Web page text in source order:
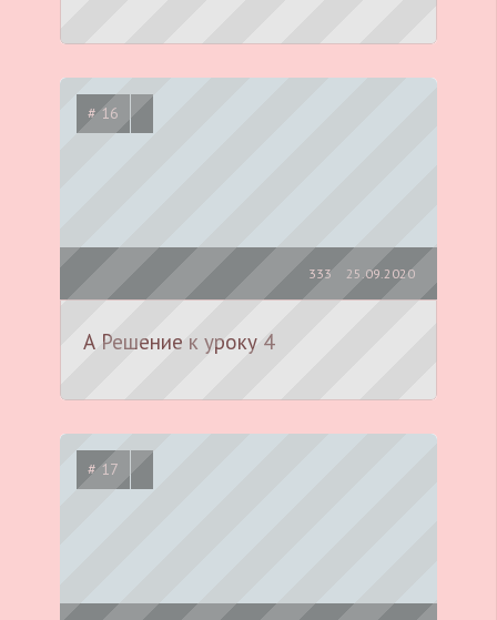
# 16
25.09.2020
333
А Решение к уроку 4
# 17